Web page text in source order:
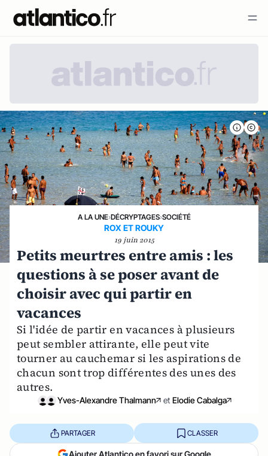
A LA UNE›DÉCRYPTAGES›SOCIÉTÉ
ROX ET ROUKY
19 juin 2015
Petits meurtres entre amis : les
questions à se poser avant de
choisir avec qui partir en
vacances
Si l'idée de partir en vacances à plusieurs
peut sembler attirante, elle peut vite
tourner au cauchemar si les aspirations de
chacun sont trop différentes des unes des
autres.
Yves-Alexandre Thalmann et Elodie Cabalga
PARTAGER CLASSER